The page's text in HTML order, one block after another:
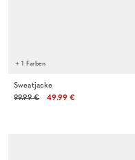
+ 1 Farben
Sweatjacke
99.99 €
49.99 €